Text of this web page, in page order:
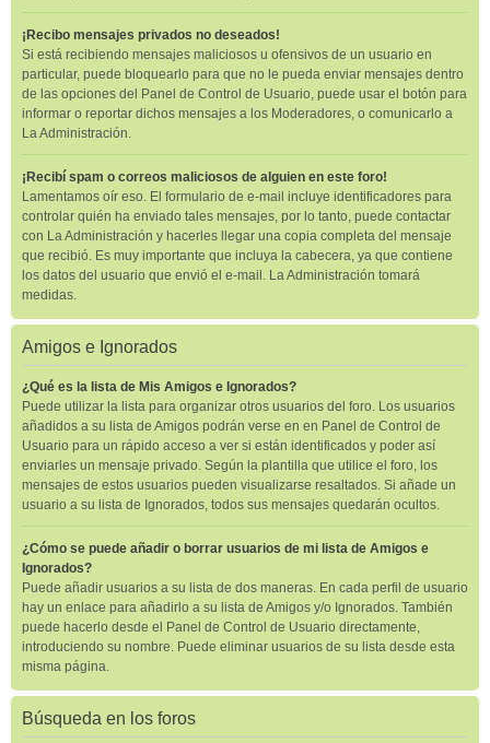
¡Recibo mensajes privados no deseados!
Si está recibiendo mensajes maliciosos u ofensivos de un usuario en
particular, puede bloquearlo para que no le pueda enviar mensajes dentro
de las opciones del Panel de Control de Usuario, puede usar el botón para
informar o reportar dichos mensajes a los Moderadores, o comunicarlo a
La Administración.
¡Recibí spam o correos maliciosos de alguien en este foro!
Lamentamos oír eso. El formulario de e-mail incluye identificadores para
controlar quién ha enviado tales mensajes, por lo tanto, puede contactar
con La Administración y hacerles llegar una copia completa del mensaje
que recibió. Es muy importante que incluya la cabecera, ya que contiene
los datos del usuario que envió el e-mail. La Administración tomará
medidas.
Amigos e Ignorados
¿Qué es la lista de Mis Amigos e Ignorados?
Puede utilizar la lista para organizar otros usuarios del foro. Los usuarios
añadidos a su lista de Amigos podrán verse en en Panel de Control de
Usuario para un rápido acceso a ver si están identificados y poder así
enviarles un mensaje privado. Según la plantilla que utilice el foro, los
mensajes de estos usuarios pueden visualizarse resaltados. Si añade un
usuario a su lista de Ignorados, todos sus mensajes quedarán ocultos.
¿Cómo se puede añadir o borrar usuarios de mi lista de Amigos e
Ignorados?
Puede añadir usuarios a su lista de dos maneras. En cada perfil de usuario
hay un enlace para añadirlo a su lista de Amigos y/o Ignorados. También
puede hacerlo desde el Panel de Control de Usuario directamente,
introduciendo su nombre. Puede eliminar usuarios de su lista desde esta
misma página.
Búsqueda en los foros